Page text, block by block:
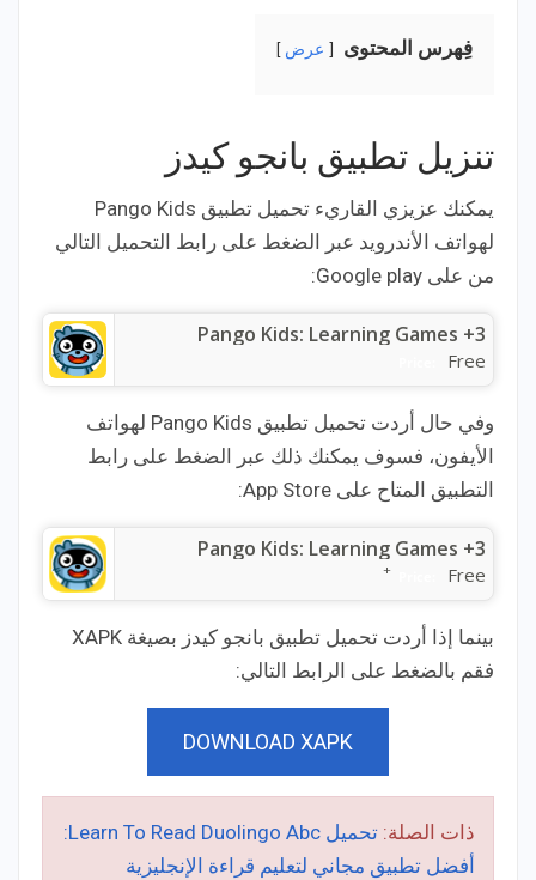
فِهرس المحتوى عرض
تنزيل تطبيق بانجو كيدز
يمكنك عزيزي القاريء تحميل تطبيق Pango Kids
لهواتف الأندرويد عبر الضغط على رابط التحميل التالي
من على Google play:
Pango Kids: Learning Games +3
Free
وفي حال أردت تحميل تطبيق Pango Kids لهواتف
الأيفون، فسوف يمكنك ذلك عبر الضغط على رابط
التطبيق المتاح على App Store:
Pango Kids: Learning Games +3
Free
+
بينما إذا أردت تحميل تطبيق بانجو كيدز بصيغة XAPK
فقم بالضغط على الرابط التالي:
DOWNLOAD XAPK
ذات الصلة:
تحميل Learn To Read Duolingo Abc:
أفضل تطبيق مجاني لتعليم قراءة الإنجليزية